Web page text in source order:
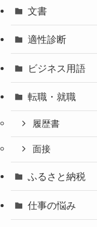
文書
適性診断
ビジネス用語
転職・就職
履歴書
面接
ふるさと納税
仕事の悩み